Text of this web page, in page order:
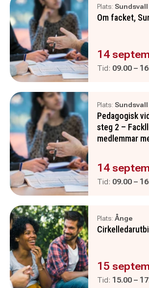
Plats: Sundsvall
Om facket,
14
Tid: Pågår
09.00 –
Plats: Sundsvall
Pedagogisk
steg 2 –
medlemmar
14
Tid: Pågår
09.00 –
Plats: Ånge
15
Tid: Pågår
15.00 –